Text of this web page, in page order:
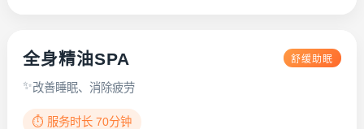
全身精油SPA 舒缓助眠
改善睡眠、消除疲劳
⏱️ 服务时长 70分钟